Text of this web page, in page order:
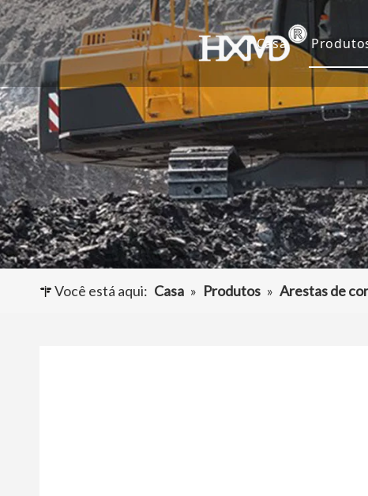
Casa
Você está aqui: Casa » Produtos » Arestas de